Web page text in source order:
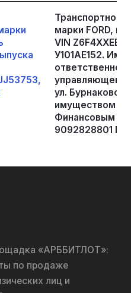
Транспортное
марки FORD,
VIN
У101АЕ152.
ответственном
управляющего,
ул.
имуществом
Финансовым
9092828801
«АРББИТЛОТ»:
по продаже
лиц и